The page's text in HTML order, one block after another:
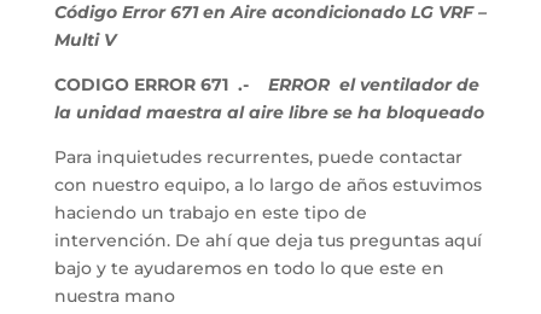
Código Error 671 en Aire acondicionado LG VRF –
Multi V
CODIGO ERROR 671 .-
ERROR el ventilador de
la unidad maestra al aire libre se ha bloqueado
Para inquietudes recurrentes, puede contactar
con nuestro equipo, a lo largo de años estuvimos
haciendo un trabajo en este tipo de
intervención. De ahí que deja tus preguntas aquí
bajo y te ayudaremos en todo lo que este en
nuestra mano